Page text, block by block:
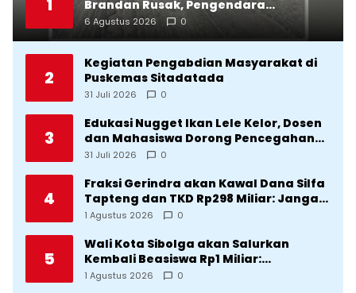
1
Brandan Rusak, Pengendara
Terancam Celaka
6 Agustus 2026 0
2
Kegiatan Pengabdian Masyarakat di
Puskemas Sitadatada
31 Juli 2026 0
3
Edukasi Nugget Ikan Lele Kelor, Dosen
dan Mahasiswa Dorong Pencegahan
Stunting di Desa Silangkitang
31 Juli 2026 0
4
Fraksi Gerindra akan Kawal Dana Silfa
Tapteng dan TKD Rp298 Miliar: Jangan
Sampai Pekerjaan Pusat dan Provinsi
1 Agustus 2026 0
5
Wali Kota Sibolga akan Salurkan
Kembali Beasiswa Rp1 Miliar:
Diproritaskan Mahasiswa Korban
1 Agustus 2026 0